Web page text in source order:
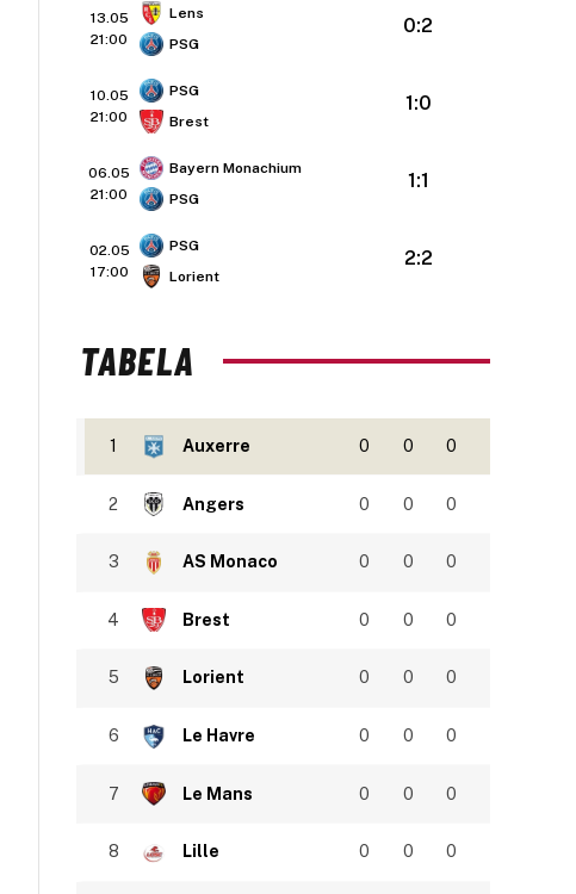
13.05
21:00
Lens
PSG
0:2
10.05
21:00
PSG
Brest
1:0
06.05
21:00
Bayern Monachium
PSG
1:1
02.05
17:00
PSG
Lorient
2:2
TABELA
1 Auxerre 0 0 0
2 Angers 0 0 0
3 AS Monaco 0 0 0
4 Brest 0 0 0
5 Lorient 0 0 0
6 Le Havre 0 0 0
7 Le Mans 0 0 0
8 Lille 0 0 0